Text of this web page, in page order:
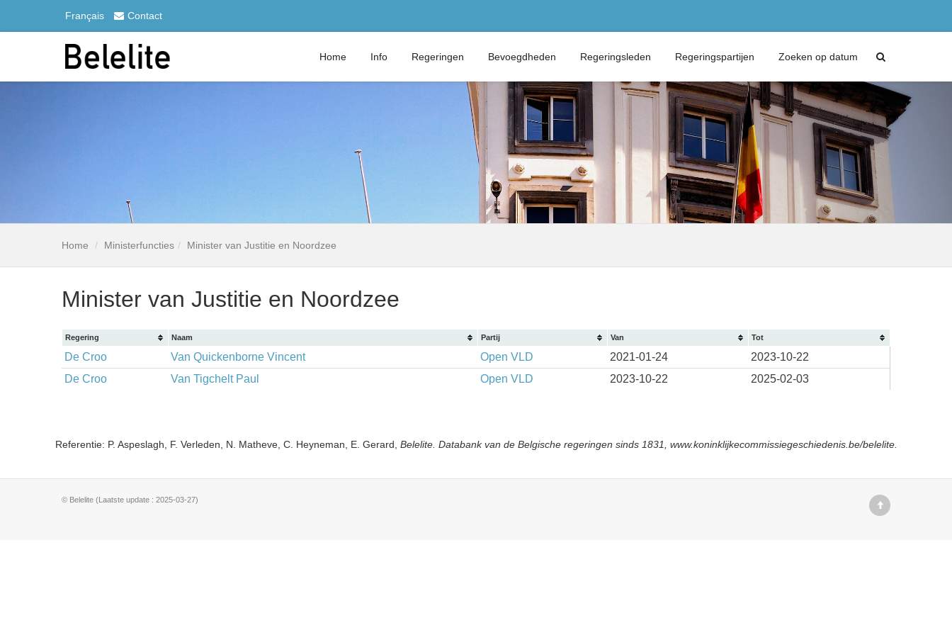
Français Contact
Home Info Regeringen Bevoegdheden Regeringsleden Regeringspartijen Zoeken op datum
Home Ministerfuncties Minister van Justitie en Noordzee
Minister van Justitie en Noordzee
Regering Naam Partij Van Tot
De Croo Van Quickenborne Vincent Open VLD 2021-01-24
2023-10-22
De Croo
Van Tigchelt Paul Open VLD 2023-10-22 2025-02-03
Referentie: P. Aspeslagh, F. Verleden, N. Matheve, C. Heyneman, E. Gerard, Belelite. Databank van de Belgische regeringen sinds 1831, www.koninklijkecommissiegeschiedenis.be/belelite.
© Belelite (Laatste update : 2025-03-27)